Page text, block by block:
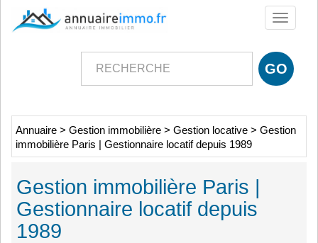
Toggle
Annuaire > Gestion immobilière > Gestion locative > Gestion
immobilière Paris | Gestionnaire locatif depuis 1989
Gestion immobilière Paris |
Gestionnaire locatif depuis
1989